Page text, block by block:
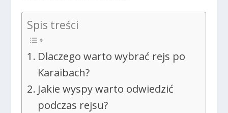
Spis treści
Dlaczego warto wybrać rejs po
Karaibach?
Jakie wyspy warto odwiedzić
podczas rejsu?